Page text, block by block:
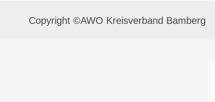
Copyright ©AWO Kreisverband Bamberg